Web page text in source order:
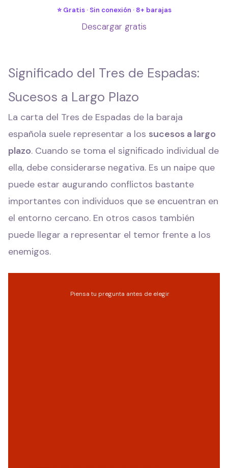
⭐ Gratis · Sin conexión · 8+ barajas
Descargar gratis
Significado del Tres de Espadas:
Sucesos a Largo Plazo
La carta del Tres de Espadas de la baraja
española suele representar a los sucesos a largo
plazo. Cuando se toma el significado individual de
ella, debe considerarse negativa. Es un naipe que
puede estar augurando conflictos bastante
importantes con individuos que se encuentran en
el entorno cercano. En otros casos también
puede llegar a representar el temor frente a los
enemigos.
Piensa tu pregunta antes de elegir